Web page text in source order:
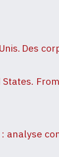
Des
analyse